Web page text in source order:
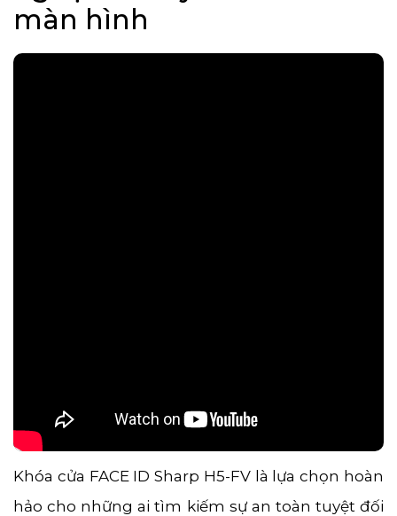
màn hình
Khóa cửa FACE ID Sharp H5-FV là lựa chọn hoàn
hảo cho những ai tìm kiếm sự an toàn tuyệt đối